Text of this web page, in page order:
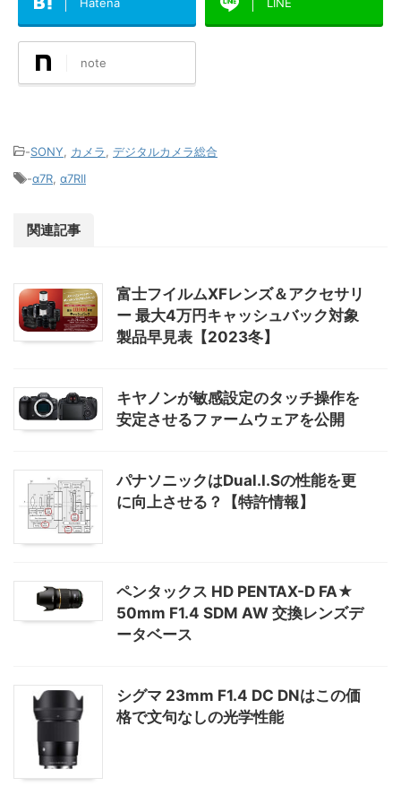
note
-SONY カメラ
デジタルカメラ総合
-α7R α7RII
関連記事
富士フイルムXFレンズ＆アクセサリ
ー 最大4万円キャッシュバック対象
製品早見表【2023冬】
キヤノンが敏感設定のタッチ操作を
安定させるファームウェアを公開
パナソニックはDual.I.Sの性能を更
に向上させる？【特許情報】
ペンタックス HD PENTAX-D FA★
50mm F1.4 SDM AW 交換レンズデ
ータベース
シグマ 23mm F1.4 DC DNはこの価
格で文句なしの光学性能